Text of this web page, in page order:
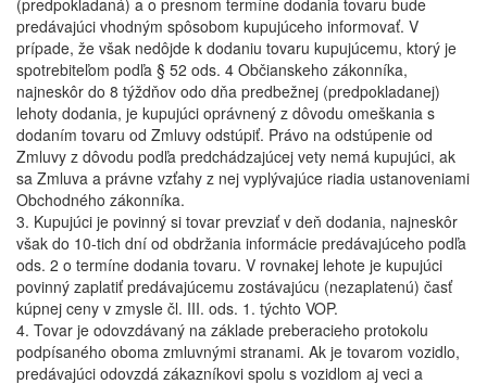
(predpokladaná) a o presnom termíne dodania tovaru bude
predávajúci vhodným spôsobom kupujúceho informovať. V
prípade, že však nedôjde k dodaniu tovaru kupujúcemu, ktorý je
spotrebiteľom podľa § 52 ods. 4 Občianskeho zákonníka,
najneskôr do 8 týždňov odo dňa predbežnej (predpokladanej)
lehoty dodania, je kupujúci oprávnený z dôvodu omeškania s
dodaním tovaru od Zmluvy odstúpiť. Právo na odstúpenie od
Zmluvy z dôvodu podľa predchádzajúcej vety nemá kupujúci, ak
sa Zmluva a právne vzťahy z nej vyplývajúce riadia ustanoveniami
Obchodného zákonníka.
3. Kupujúci je povinný si tovar prevziať v deň dodania, najneskôr
však do 10-tich dní od obdržania informácie predávajúceho podľa
ods. 2 o termíne dodania tovaru. V rovnakej lehote je kupujúci
povinný zaplatiť predávajúcemu zostávajúcu (nezaplatenú) časť
kúpnej ceny v zmysle čl. III. ods. 1. týchto VOP.
4. Tovar je odovzdávaný na základe preberacieho protokolu
podpísaného oboma zmluvnými stranami. Ak je tovarom vozidlo,
predávajúci odovzdá zákazníkovi spolu s vozidlom aj veci a